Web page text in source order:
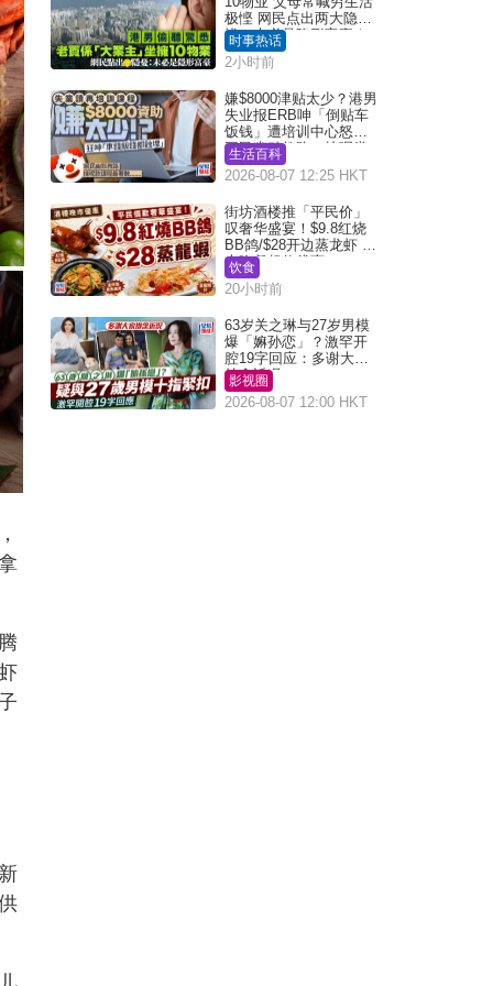
极悭 网民点出两大隐
忧：未必是隐形富豪｜
Juicy叮
时事热话
2小时前
嫌$8000津贴太少？港男
失业报ERB呻「倒贴车
饭钱」遭培训中心怒轰
网民幽默教路：拣呢类
课程唔会蚀...
生活百科
2026-08-07 12:25 HKT
街坊酒楼推「平民价」
叹奢华盛宴！$9.8红烧
BB鸽/$28开边蒸龙虾 3
大晚餐超值优惠
饮食
20小时前
63岁关之琳与27岁男模
爆「嫲孙恋」？激罕开
腔19字回应：多谢大家
挂念近况
影视圈
2026-08-07 12:00 HKT